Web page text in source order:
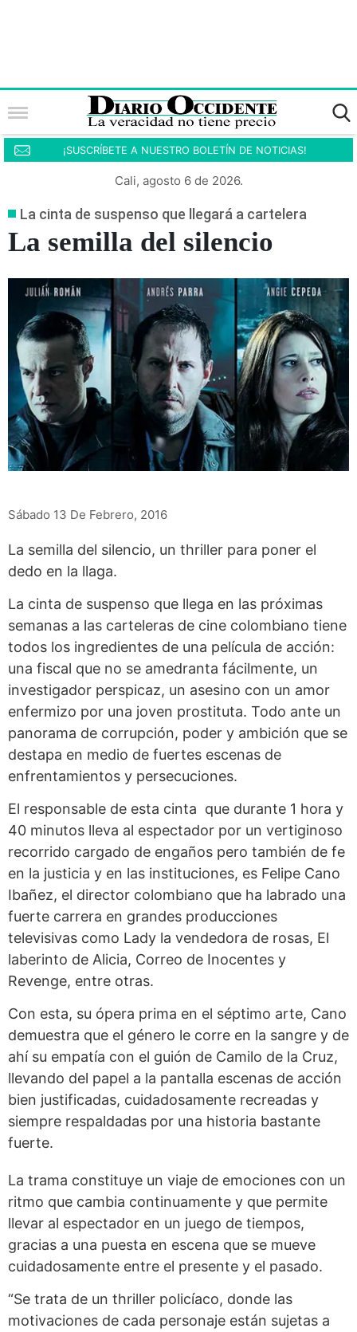
¡SUSCRÍBETE A NUESTRO BOLETÍN DE NOTICIAS!
Cali, agosto 6 de 2026.
La cinta de suspenso que llegará a cartelera
La semilla del silencio
Sábado 13 De Febrero, 2016
La semilla del silencio, un thriller para poner el
dedo en la llaga.
La cinta de suspenso que llega en las próximas
semanas a las carteleras de cine colombiano tiene
todos los ingredientes de una película de acción:
una fiscal que no se amedranta fácilmente, un
investigador perspicaz, un asesino con un amor
enfermizo por una joven prostituta. Todo ante un
panorama de corrupción, poder y ambición que se
destapa en medio de fuertes escenas de
enfrentamientos y persecuciones.
El responsable de esta cinta que durante 1 hora y
40 minutos lleva al espectador por un vertiginoso
recorrido cargado de engaños pero también de fe
en la justicia y en las instituciones, es Felipe Cano
Ibañez, el director colombiano que ha labrado una
fuerte carrera en grandes producciones
televisivas como Lady la vendedora de rosas, El
laberinto de Alicia, Correo de Inocentes y
Revenge, entre otras.
Con esta, su ópera prima en el séptimo arte, Cano
demuestra que el género le corre en la sangre y de
ahí su empatía con el guión de Camilo de la Cruz,
llevando del papel a la pantalla escenas de acción
bien justificadas, cuidadosamente recreadas y
siempre respaldadas por una historia bastante
fuerte.
La trama constituye un viaje de emociones con un
ritmo que cambia continuamente y que permite
llevar al espectador en un juego de tiempos,
gracias a una puesta en escena que se mueve
cuidadosamente entre el presente y el pasado.
“Se trata de un thriller policíaco, donde las
motivaciones de cada personaje están sujetas a